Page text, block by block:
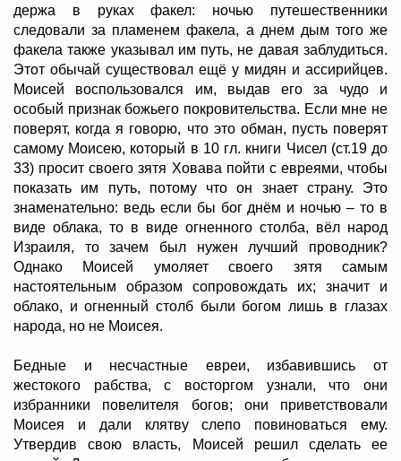
держа в руках факел: ночью путешественники
следовали за пламенем факела, а днем дым того же
факела также указывал им путь, не давая заблудиться.
Этот обычай существовал ещё у мидян и ассирийцев.
Моисей воспользовался им, выдав его за чудо и
особый признак божьего покровительства. Если мне не
поверят, когда я говорю, что это обман, пусть поверят
самому Моисею, который в 10 гл. книги Чисел (ст.19 до
33) просит своего зятя Ховава пойти с евреями, чтобы
показать им путь, потому что он знает страну. Это
знаменательно: ведь если бы бог днём и ночью – то в
виде облака, то в виде огненного столба, вёл народ
Израиля, то зачем был нужен лучший проводник?
Однако Моисей умоляет своего зятя самым
настоятельным образом сопровождать их; значит и
облако, и огненный столб были богом лишь в глазах
народа, но не Моисея.
Бедные и несчастные евреи, избавившись от
жестокого рабства, с восторгом узнали, что они
избранники повелителя богов; они приветствовали
Моисея и дали клятву слепо повиноваться ему.
Утвердив свою власть, Моисей решил сделать ее